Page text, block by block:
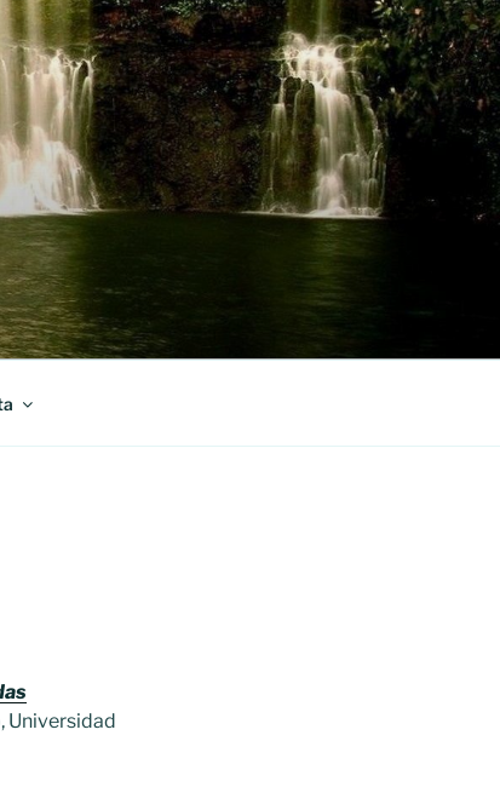
Universidad